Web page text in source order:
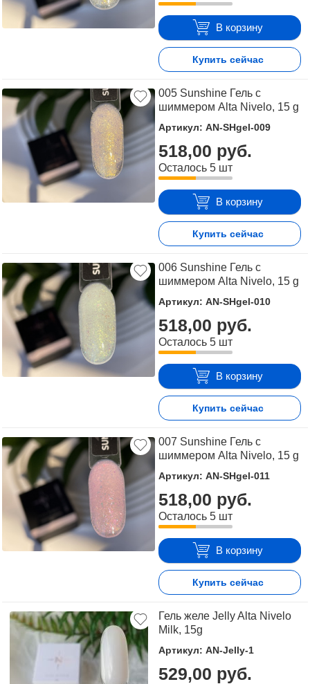
В корзину
Купить сейчас
005 Sunshine Гель с
шиммером Alta Nivelo, 15 g
Артикул: AN-SHgel-009
518,00 руб.
Осталось 5 шт
В корзину
Купить сейчас
006 Sunshine Гель с
шиммером Alta Nivelo, 15 g
Артикул: AN-SHgel-010
518,00 руб.
Осталось 5 шт
В корзину
Купить сейчас
007 Sunshine Гель с
шиммером Alta Nivelo, 15 g
Артикул: AN-SHgel-011
518,00 руб.
Осталось 5 шт
В корзину
Купить сейчас
Гель желе Jelly Alta Nivelo
Milk, 15g
Артикул: AN-Jelly-1
529,00 руб.